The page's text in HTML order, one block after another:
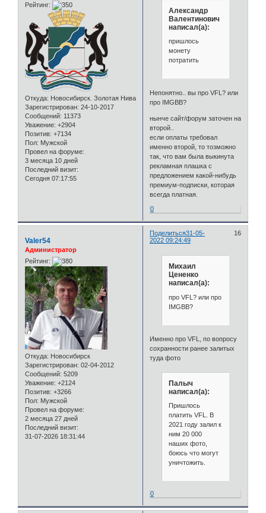
Рейтинг:
Откуда: Новосибирск. Золотая Нива
Зарегистрирован: 24-10-2017
Сообщений: 11373
Уважение: +2904
Позитив: +7134
Пол: Мужской
Провел на форуме:
3 месяца 10 дней
Последний визит:
Сегодня 07:17:55
Александр
Валентинович
написал(а):
пришлось
монету
потратить
Непонятно.. вы про VFL? или
про IMGBB?
нынче сайт/форум заточен на
второй..
если оплаты требовал
именно второй, то тозможно
так, что вам была выкинута
рекламная плашка с
предложением какой-нибудь
премиум-подписки, которая
всегда платная.
0
Поделиться 16
31-05-
2022 09:24:49
Valer54
Администратор
Рейтинг:
Откуда: Новосибирск
Зарегистрирован: 02-04-2012
Сообщений: 5209
Уважение: +2124
Позитив: +3266
Пол: Мужской
Провел на форуме:
2 месяца 27 дней
Последний визит:
31-07-2026 18:31:44
Михаил
Цененко
написал(а):
про VFL? или про
IMGBB?
Именно про VFL, по вопросу
сохранности ранее залитых
туда фото
Палыч
написал(а):
Пришлось
платить VFL. В
2021 году залил к
ним 20 000
наших фото,
боюсь что могут
уничтожить.
0